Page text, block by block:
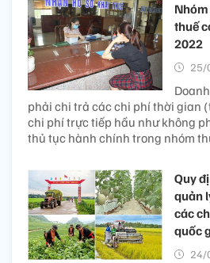
thuế
2022
25/
phải chi trả các chi phí thời gian
chi phí trực tiếp hầu như không
thủ tục hành chính trong nhóm
Quy
quản
các
quốc
24/